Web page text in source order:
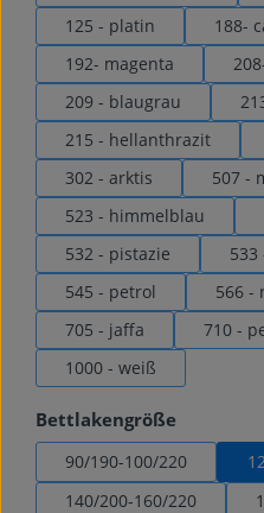
125 - platin
188-
192- magenta
209 - blaugrau
215 - hellanthrazit
302 - arktis
507 -
523 - himmelblau
532 - pistazie
533
545 - petrol 566 -
705 - jaffa
710 -
1000 - weiß
Bettlakengröße
90/190-100/220
140/200-160/220